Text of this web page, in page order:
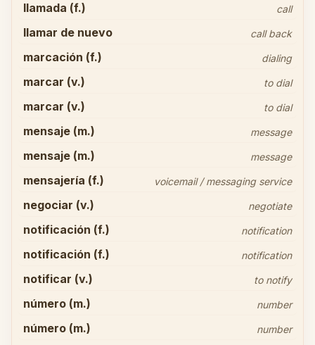
llamada (f.) call
llamar de nuevo call back
marcación (f.) dialing
marcar (v.) to dial
marcar (v.) to dial
mensaje (m.) message
mensaje (m.) message
mensajería (f.) voicemail / messaging service
negociar (v.) negotiate
notificación (f.) notification
notificación (f.) notification
notificar (v.) to notify
número (m.) number
número (m.) number